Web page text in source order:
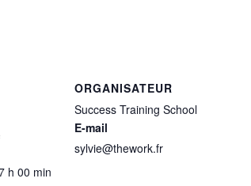
h 00 min
ORGANISATEUR
Success Training School
E-mail
sylvie@thework.fr